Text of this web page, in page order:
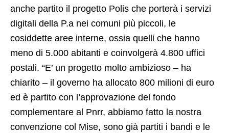
anche partito il progetto Polis che porterà i servizi
digitali della P.a nei comuni più piccoli, le
cosiddette aree interne, ossia quelli che hanno
meno di 5.000 abitanti e coinvolgerà 4.800 uffici
postali. “E’ un progetto molto ambizioso – ha
chiarito – il governo ha allocato 800 milioni di euro
ed è partito con l’approvazione del fondo
complementare al Pnrr, abbiamo fatto la nostra
convenzione col Mise, sono già partiti i bandi e le